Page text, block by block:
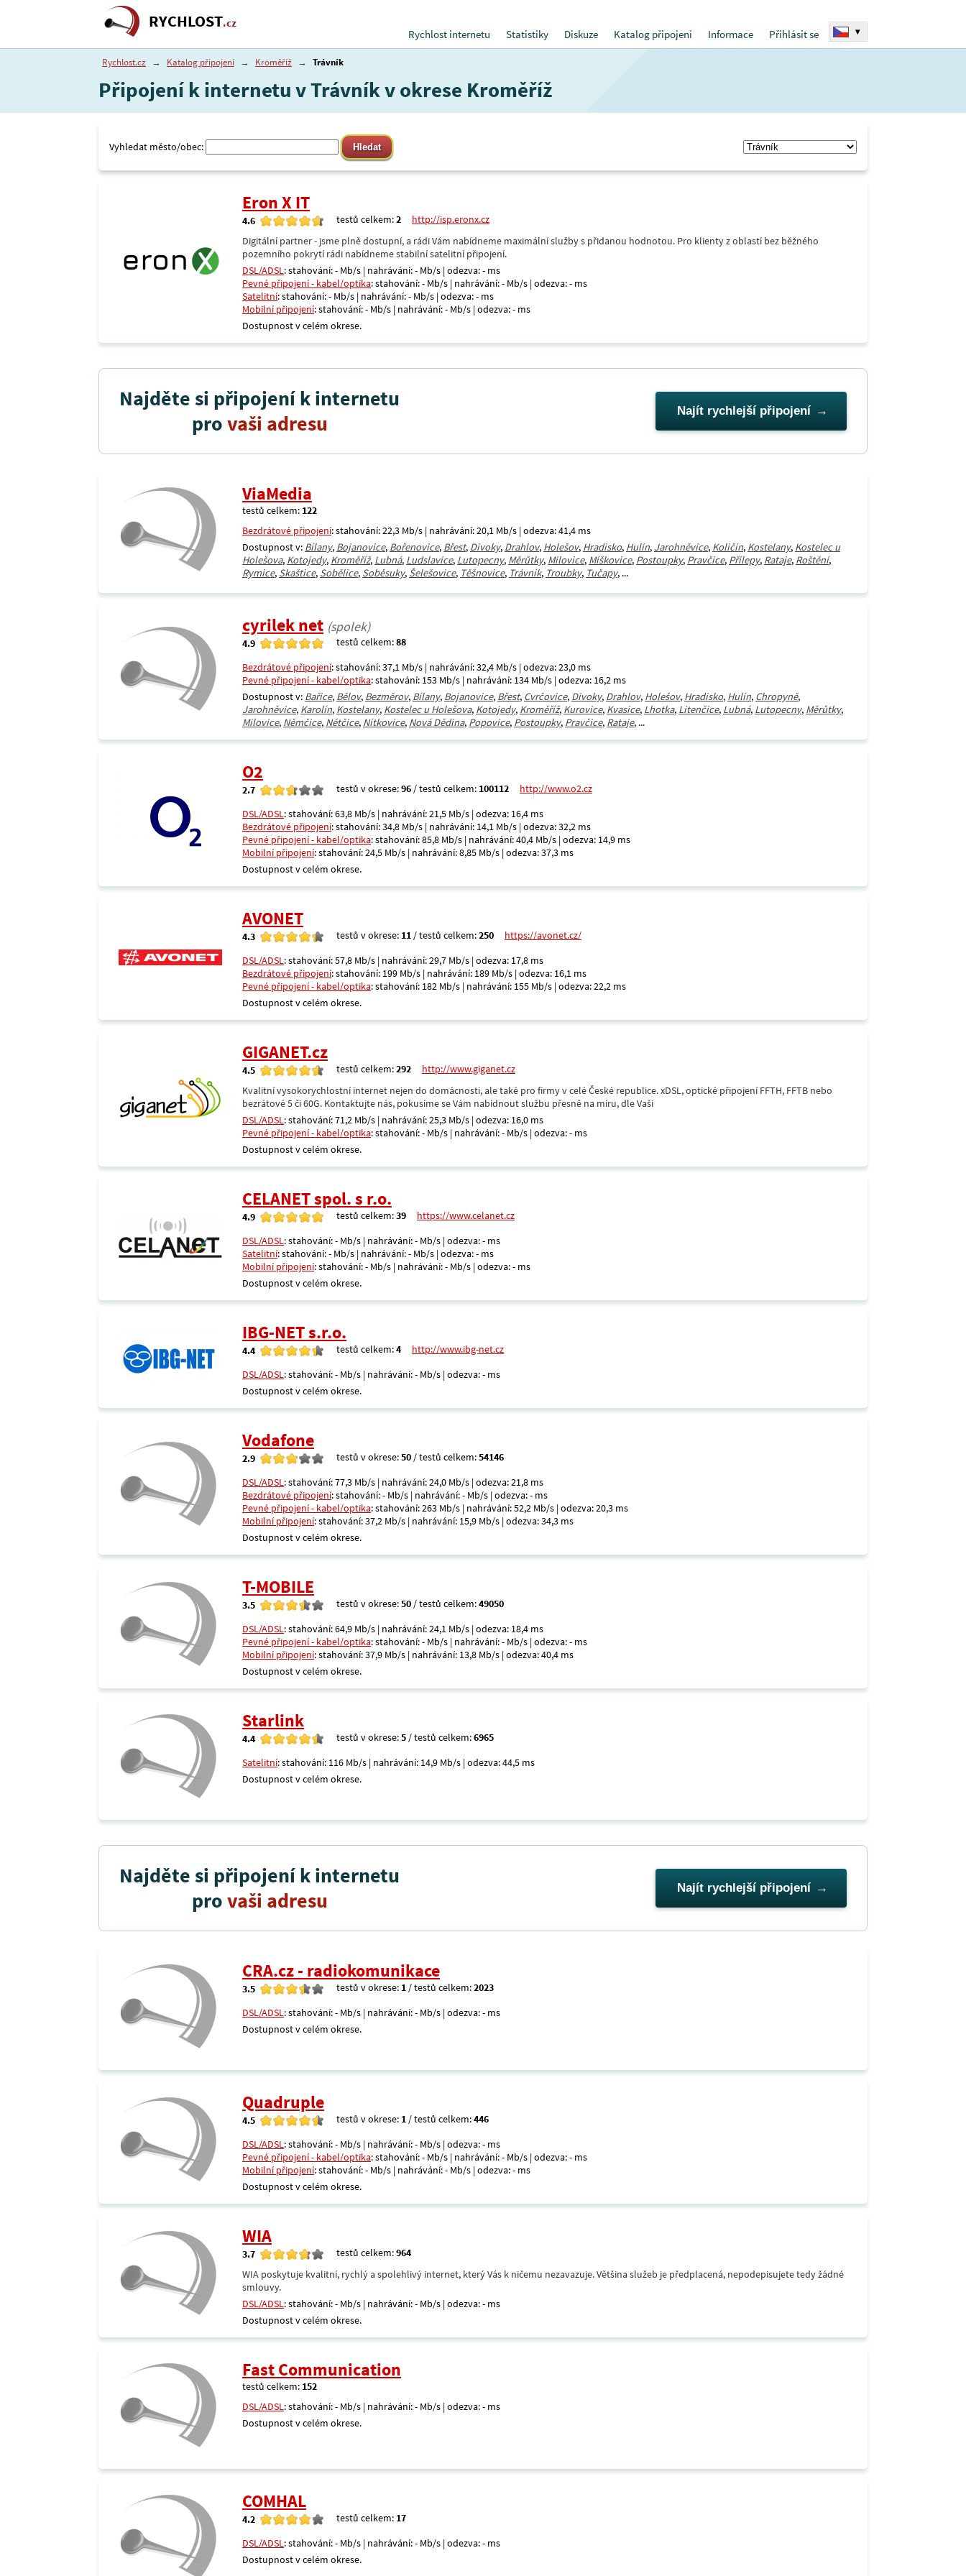
RYCHLOST.cz
Rychlost internetu
Statistiky Diskuze Katalog připojení Informace Přihlásit se ▾
Rychlost.cz → Katalog připojení → Kroměříž → Trávník
Připojení k internetu v Trávník v okrese Kroměříž
Vyhledat město/obec:
Eron X IT
4.6 testů celkem:2
http://isp.eronx.cz
Digitální partner - jsme plně dostupní, a rádi Vám nabídneme maximální služby s přidanou hodnotou. Pro klienty z oblastí bez běžného
pozemního pokrytí rádi nabídneme stabilní satelitní připojení.
DSL/ADSL: stahování: - Mb/s | nahrávání: - Mb/s | odezva: - ms
Pevné připojení - kabel/optika: stahování: - Mb/s | nahrávání: - Mb/s | odezva: - ms
Satelitní: stahování: - Mb/s | nahrávání: - Mb/s | odezva: - ms
Mobilní připojení: stahování: - Mb/s | nahrávání: - Mb/s | odezva: - ms
Dostupnost v celém okrese.
Najděte si připojení k internetu
provaši adresu Najít rychlejší připojení
ViaMedia
testů celkem: 122
Bezdrátové připojení: stahování: 22,3 Mb/s | nahrávání: 20,1 Mb/s | odezva: 41,4 ms
Dostupnost v: Bílany, Bojanovice, Bořenovice, Břest, Divoky, Drahlov, Holešov, Hradisko, Hulín, Jarohněvice, Količín, Kostelany, Kostelec u
Holešova, Kotojedy, Kroměříž, Lubná, Ludslavice, Lutopecny, Měrůtky, Milovice, Míškovice, Postoupky, Pravčice, Přílepy, Rataje, Roštění,
Rymice, Skaštice, Sobělice, Soběsuky, Šelešovice, Těšnovice, Trávník, Troubky, Tučapy, ...
cyrilek net (spolek)
4.9 testů celkem:88
Bezdrátové připojení: stahování: 37,1 Mb/s | nahrávání: 32,4 Mb/s | odezva: 23,0 ms
Pevné připojení - kabel/optika: stahování: 153 Mb/s | nahrávání: 134 Mb/s | odezva: 16,2 ms
Dostupnost v: Bařice, Bělov, Bezměrov, Bílany, Bojanovice, Břest, Cvrčovice, Divoky, Drahlov, Holešov, Hradisko, Hulín, Chropyně,
Jarohněvice, Karolín, Kostelany, Kostelec u Holešova, Kotojedy, Kroměříž, Kurovice, Kvasice, Lhotka, Litenčice, Lubná, Lutopecny, Měrůtky,
Milovice, Němčice, Nětčice, Nítkovice, Nová Dědina, Popovice, Postoupky, Pravčice, Rataje, ...
O2
2.7 testů v okrese:96 / testů celkem: 100112
http://www.o2.cz
DSL/ADSL: stahování: 63,8 Mb/s | nahrávání: 21,5 Mb/s | odezva: 16,4 ms
Bezdrátové připojení: stahování: 34,8 Mb/s | nahrávání: 14,1 Mb/s | odezva: 32,2 ms
Pevné připojení - kabel/optika: stahování: 85,8 Mb/s | nahrávání: 40,4 Mb/s | odezva: 14,9 ms
Mobilní připojení: stahování: 24,5 Mb/s | nahrávání: 8,85 Mb/s | odezva: 37,3 ms
Dostupnost v celém okrese.
AVONET
4.3 testů v okrese: 11 / testů celkem:250
https://avonet.cz/
DSL/ADSL: stahování: 57,8 Mb/s | nahrávání: 29,7 Mb/s | odezva: 17,8 ms
Bezdrátové připojení: stahování: 199 Mb/s | nahrávání: 189 Mb/s | odezva: 16,1 ms
Pevné připojení - kabel/optika: stahování: 182 Mb/s | nahrávání: 155 Mb/s | odezva: 22,2 ms
Dostupnost v celém okrese.
GIGANET.cz
4.5 testů celkem:292
http://www.giganet.cz
Kvalitní vysokorychlostní internet nejen do domácnosti, ale také pro firmy v celé České republice. xDSL, optické připojení FFTH, FFTB nebo
bezrátové 5 či 60G. Kontaktujte nás, pokusíme se Vám nabídnout službu přesně na míru, dle Vaši
DSL/ADSL: stahování: 71,2 Mb/s | nahrávání: 25,3 Mb/s | odezva: 16,0 ms
Pevné připojení - kabel/optika: stahování: - Mb/s | nahrávání: - Mb/s | odezva: - ms
Dostupnost v celém okrese.
CELANET spol. s r.o.
4.9 testů celkem:39
https://www.celanet.cz
DSL/ADSL: stahování: - Mb/s | nahrávání: - Mb/s | odezva: - ms
Satelitní: stahování: - Mb/s | nahrávání: - Mb/s | odezva: - ms
Mobilní připojení: stahování: - Mb/s | nahrávání: - Mb/s | odezva: - ms
Dostupnost v celém okrese.
IBG-NET s.r.o.
4.4 testů celkem:4
http://www.ibg-net.cz
DSL/ADSL: stahování: - Mb/s | nahrávání: - Mb/s | odezva: - ms
Dostupnost v celém okrese.
Vodafone
2.9 testů v okrese:50 / testů celkem:54146
DSL/ADSL: stahování: 77,3 Mb/s | nahrávání: 24,0 Mb/s | odezva: 21,8 ms
Bezdrátové připojení: stahování: - Mb/s | nahrávání: - Mb/s | odezva: - ms
Pevné připojení - kabel/optika: stahování: 263 Mb/s | nahrávání: 52,2 Mb/s | odezva: 20,3 ms
Mobilní připojení: stahování: 37,2 Mb/s | nahrávání: 15,9 Mb/s | odezva: 34,3 ms
Dostupnost v celém okrese.
T-MOBILE
3.5 testů v okrese:50 / testů celkem:49050
DSL/ADSL: stahování: 64,9 Mb/s | nahrávání: 24,1 Mb/s | odezva: 18,4 ms
Pevné připojení - kabel/optika: stahování: - Mb/s | nahrávání: - Mb/s | odezva: - ms
Mobilní připojení: stahování: 37,9 Mb/s | nahrávání: 13,8 Mb/s | odezva: 40,4 ms
Dostupnost v celém okrese.
Starlink
4.4 testů v okrese:5 / testů celkem:6965
Satelitní: stahování: 116 Mb/s | nahrávání: 14,9 Mb/s | odezva: 44,5 ms
Dostupnost v celém okrese.
Najděte si připojení k internetu
provaši adresu Najít rychlejší připojení
CRA.cz - radiokomunikace
3.5 testů v okrese: 1 / testů celkem:2023
DSL/ADSL: stahování: - Mb/s | nahrávání: - Mb/s | odezva: - ms
Dostupnost v celém okrese.
Quadruple
4.5 testů v okrese: 1 / testů celkem:446
DSL/ADSL: stahování: - Mb/s | nahrávání: - Mb/s | odezva: - ms
Pevné připojení - kabel/optika: stahování: - Mb/s | nahrávání: - Mb/s | odezva: - ms
Mobilní připojení: stahování: - Mb/s | nahrávání: - Mb/s | odezva: - ms
Dostupnost v celém okrese.
WIA
3.7 testů celkem:964
WIA poskytuje kvalitní, rychlý a spolehlivý internet, který Vás k ničemu nezavazuje. Většina služeb je předplacená, nepodepisujete tedy žádné
smlouvy.
DSL/ADSL: stahování: - Mb/s | nahrávání: - Mb/s | odezva: - ms
Dostupnost v celém okrese.
Fast Communication
testů celkem: 152
DSL/ADSL: stahování: - Mb/s | nahrávání: - Mb/s | odezva: - ms
Dostupnost v celém okrese.
COMHAL
4.2 testů celkem: 17
DSL/ADSL: stahování: - Mb/s | nahrávání: - Mb/s | odezva: - ms
Dostupnost v celém okrese.